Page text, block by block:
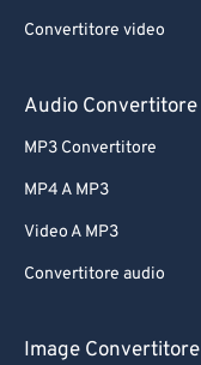
Convertitore video
Audio Convertitore
MP3 Convertitore
MP4 A MP3
Video A MP3
Convertitore audio
Image Convertitore